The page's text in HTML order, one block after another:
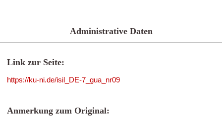
Administrative Daten
Link zur Seite:
https://ku-ni.de/isil_DE-7_gua_nr09
Anmerkung zum Original: